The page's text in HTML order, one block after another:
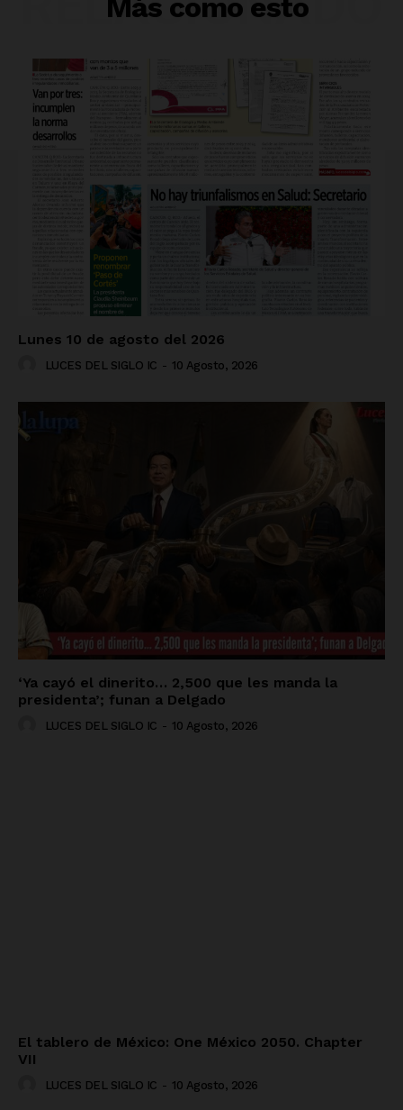
Más como esto
Lunes 10 de agosto del 2026
LUCES DEL SIGLO IC - 10 Agosto, 2026
‘Ya cayó el dinerito… 2,500 que les manda la
presidenta’; funan a Delgado
LUCES DEL SIGLO IC - 10 Agosto, 2026
El tablero de México: One México 2050. Chapter
VII
LUCES DEL SIGLO IC - 10 Agosto, 2026